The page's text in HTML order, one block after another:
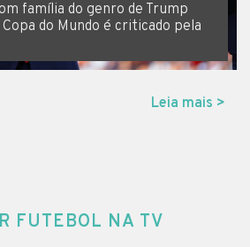
família do genro de Trump
do Mundo é criticado pela
Leia mais >
FUTEBOL NA TV